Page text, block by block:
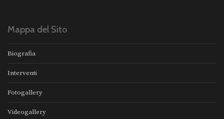
Mappa del Sito
Biografia
Interventi
Fotogallery
Videogallery